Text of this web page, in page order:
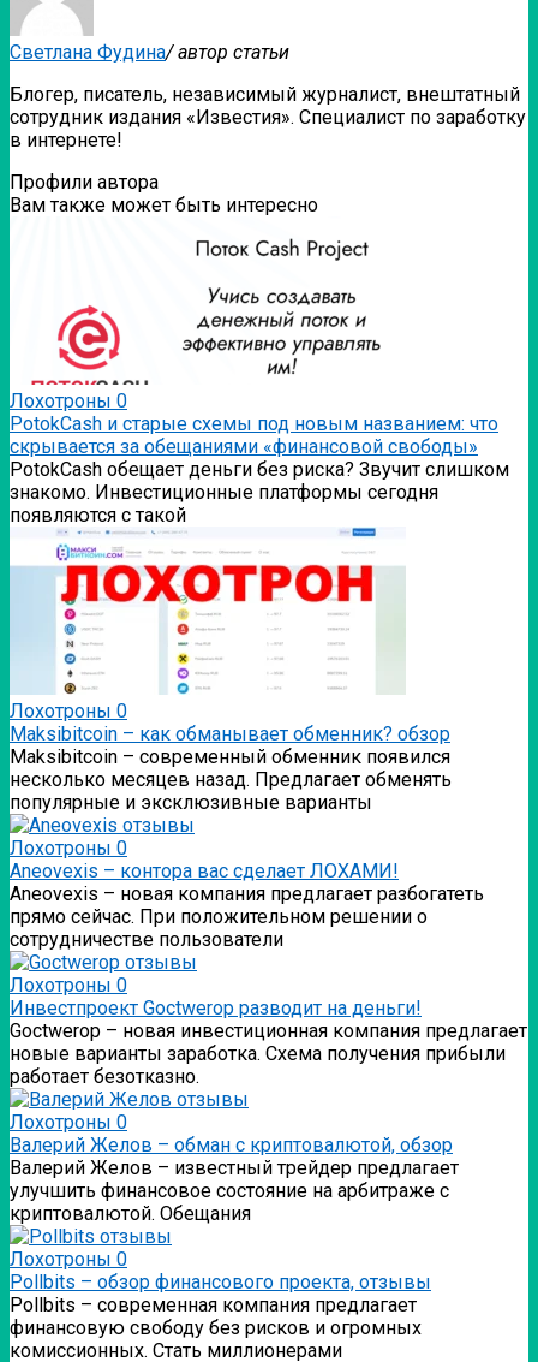
Светлана Фудина/ автор статьи
Блогер, писатель, независимый журналист, внештатный
сотрудник издания «Известия». Специалист по заработку
в интернете!
Профили автора
Вам также может быть интересно
Лохотроны 0
PotokCash и старые схемы под новым названием: что
скрывается за обещаниями «финансовой свободы»
PotokCash обещает деньги без риска? Звучит слишком
знакомо. Инвестиционные платформы сегодня
появляются с такой
Лохотроны 0
Мaksibitcoin – как обманывает обменник? обзор
Мaksibitcoin – современный обменник появился
несколько месяцев назад. Предлагает обменять
популярные и эксклюзивные варианты
Лохотроны 0
Аneovexis – контора вас сделает ЛОХАМИ!
Аneovexis – новая компания предлагает разбогатеть
прямо сейчас. При положительном решении о
сотрудничестве пользователи
Лохотроны 0
Инвестпроект Goctwerop разводит на деньги!
Goctwerop – новая инвестиционная компания предлагает
новые варианты заработка. Схема получения прибыли
работает безотказно.
Лохотроны 0
Валерий Желов – обман с криптовалютой, обзор
Валерий Желов – известный трейдер предлагает
улучшить финансовое состояние на арбитраже с
криптовалютой. Обещания
Лохотроны 0
Pollbits – обзор финансового проекта, отзывы
Pollbits – современная компания предлагает
финансовую свободу без рисков и огромных
комиссионных. Стать миллионерами